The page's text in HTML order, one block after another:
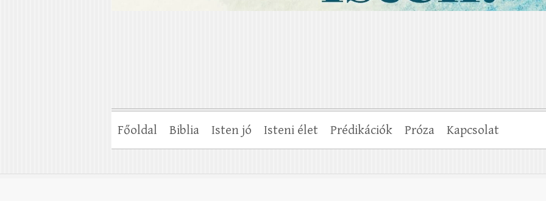
Főoldal Biblia Isten jó Isteni élet Prédikációk Próza Kapcsolat